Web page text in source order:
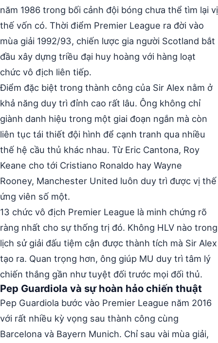
năm 1986 trong bối cảnh đội bóng chưa thể tìm lại vị
thế vốn có. Thời điểm Premier League ra đời vào
mùa giải 1992/93, chiến lược gia người Scotland bắt
đầu xây dựng triều đại huy hoàng với hàng loạt
chức vô địch liên tiếp.
Điểm đặc biệt trong thành công của Sir Alex nằm ở
khả năng duy trì đỉnh cao rất lâu. Ông không chỉ
giành danh hiệu trong một giai đoạn ngắn mà còn
liên tục tái thiết đội hình để cạnh tranh qua nhiều
thế hệ cầu thủ khác nhau. Từ Eric Cantona, Roy
Keane cho tới Cristiano Ronaldo hay Wayne
Rooney, Manchester United luôn duy trì được vị thế
ứng viên số một.
13 chức vô địch Premier League là minh chứng rõ
ràng nhất cho sự thống trị đó. Không HLV nào trong
lịch sử giải đấu tiệm cận được thành tích mà Sir Alex
tạo ra. Quan trọng hơn, ông giúp MU duy trì tâm lý
chiến thắng gần như tuyệt đối trước mọi đối thủ.
Pep Guardiola và sự hoàn hảo chiến thuật
Pep Guardiola bước vào Premier League năm 2016
với rất nhiều kỳ vọng sau thành công cùng
Barcelona và Bayern Munich. Chỉ sau vài mùa giải,